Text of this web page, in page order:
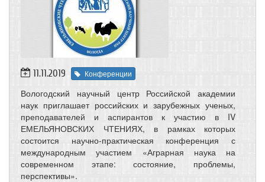
11.11.2019 Конференции
Вологодский научный центр Российской академии
наук приглашает российских и зарубежных ученых,
преподавателей и аспирантов к участию в IV
ЕМЕЛЬЯНОВСКИХ ЧТЕНИЯХ, в рамках которых
состоится научно-практическая конференция с
международным участием «Аграрная наука на
современном этапе: состояние, проблемы,
перспективы».